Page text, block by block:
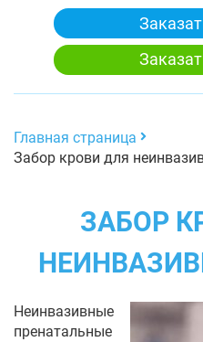
Главная страница
Забор крови для
ЗАБОР
Неинвазивные
пренатальные